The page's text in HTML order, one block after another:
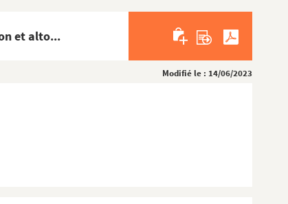
et alto...
Modifié le : 14/06/2023